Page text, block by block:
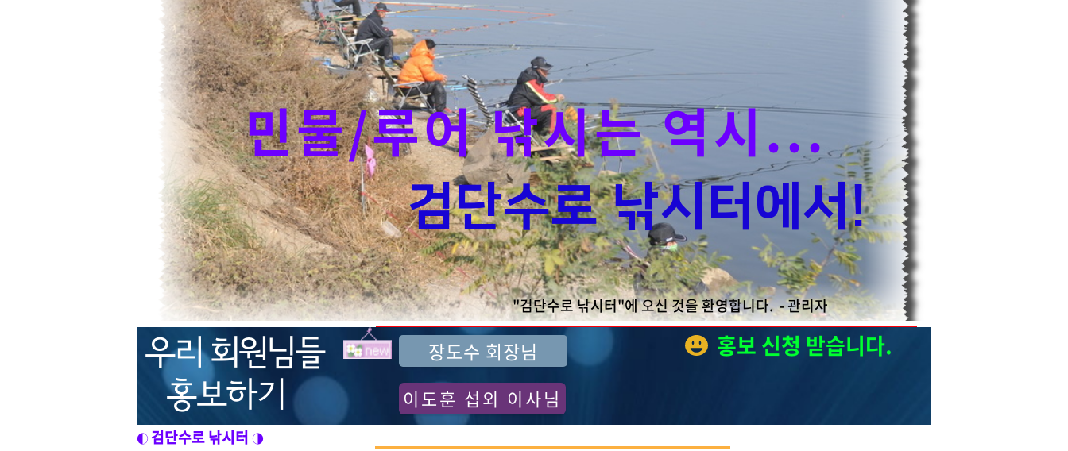
2015년 동영상
"검단수로 낚시터"에 오신 것을 환영합니다.- 관리자
◐ 검단수로 낚시터 ◑
민물/루어 낚시는 역시...
검단수로 낚시터에서!
우리 회원님들
홍보하기
이도훈 섭외 이사님
장도수 회장님 홍보 신청 받습니다.